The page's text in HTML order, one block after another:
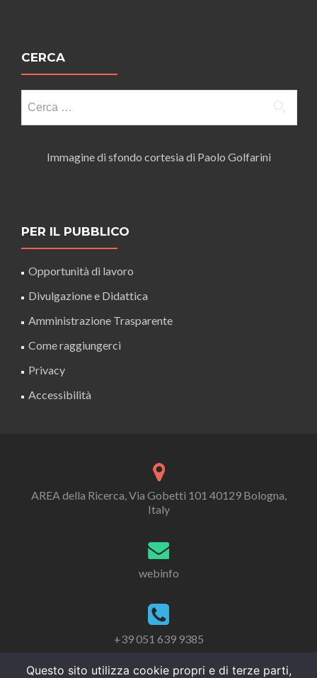
CERCA
per:
Immagine di sfondo cortesia di Paolo Golfarini
PER IL PUBBLICO
Opportunità di lavoro
Divulgazione e Didattica
Amministrazione Trasparente
Come raggiungerci
Privacy
Accessibilità
AREA della Ricerca, Via Gobetti 101 40129 Bologna,
Italy
webinfo
+39 051 639 9385
Questo sito utilizza cookie propri e di terze parti,